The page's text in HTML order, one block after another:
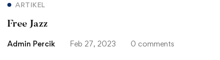
ARTIKEL
Free Jazz
Admin Percik Feb 27, 2023 0 comments